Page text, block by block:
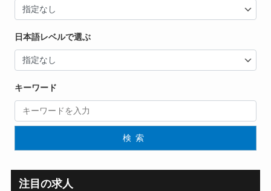
日本語レベルで選ぶ
キーワード
検索
注目の求人